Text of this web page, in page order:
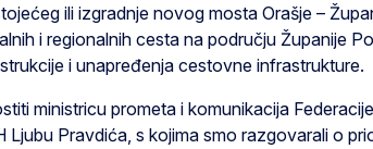
ili izgradnje novog mosta Orašje –
i regionalnih cesta na području Županije
i unapređenja cestovne infrastrukture.
ministricu prometa i komunikacija
Ljubu Pravdića, s kojima smo razgovarali o